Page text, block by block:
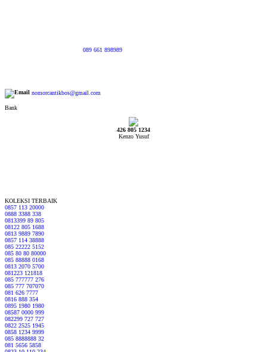
089 661 898989
nomorcantikbos@gmail.com
Bank
426 805 1234
Kenzo Yusuf
KOLEKSI TERBAIK
0857 113 20000
0888 3388 338
0813399 89 805
08122 805 1688
0813 9889 7890
0857 114 38888
085 22222 5152
085 80 80 80000
085 88888 0168
0813 2070 5700
081223 121818
085 777777 276
085 777 707070
081 626 7777
0816 888 354
0895 1980 1980
08587 0000 999
082299 727 727
0822 2525 1945
0858 1234 9999
085 8888888 32
081 5656 5858